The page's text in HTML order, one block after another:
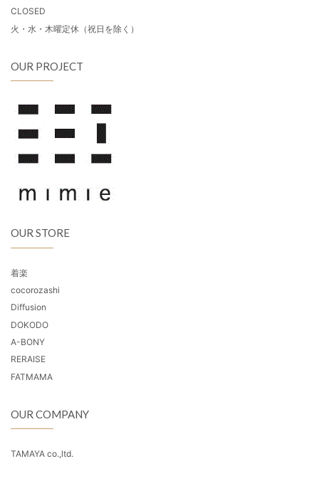
CLOSED
火・水・木曜定休（祝日を除く）
OUR PROJECT
OUR STORE
着楽
cocorozashi
Diffusion
DOKODO
A-BONY
RERAISE
FATMAMA
OUR COMPANY
TAMAYA co.,ltd.